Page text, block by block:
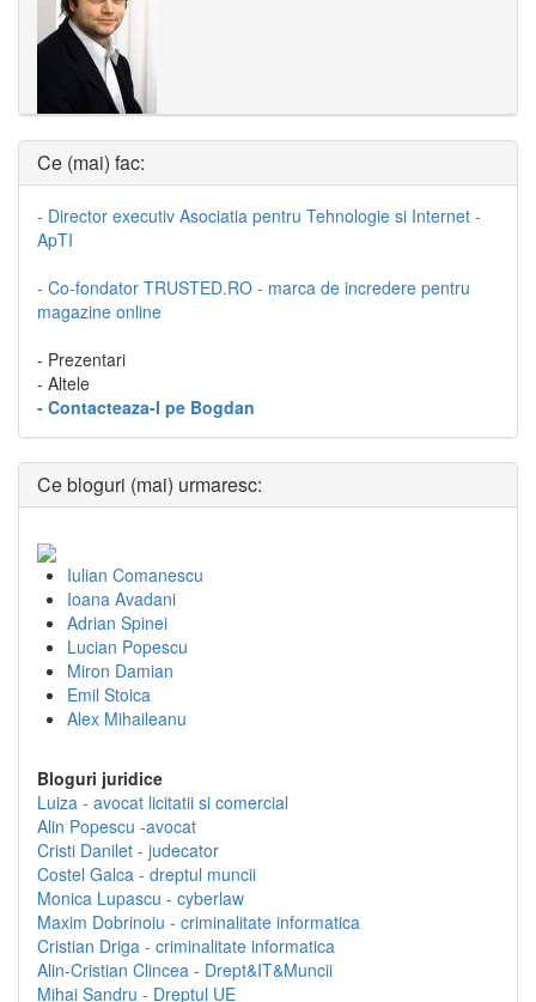
Ce (mai) fac:
- Director executiv Asociatia pentru Tehnologie si Internet -
ApTI
- Co-fondator TRUSTED.RO - marca de incredere pentru
magazine online
- Prezentari
- Altele
- Contacteaza-l pe Bogdan
Ce bloguri (mai) urmaresc:
Iulian Comanescu
Ioana Avadani
Adrian Spinei
Lucian Popescu
Miron Damian
Emil Stoica
Alex Mihaileanu
Bloguri juridice
Luiza - avocat licitatii si comercial
Alin Popescu -avocat
Cristi Danilet - judecator
Costel Galca - dreptul muncii
Monica Lupascu - cyberlaw
Maxim Dobrinoiu - criminalitate informatica
Cristian Driga - criminalitate informatica
Alin-Cristian Clincea - Drept&IT&Muncii
Mihai Sandru - Dreptul UE